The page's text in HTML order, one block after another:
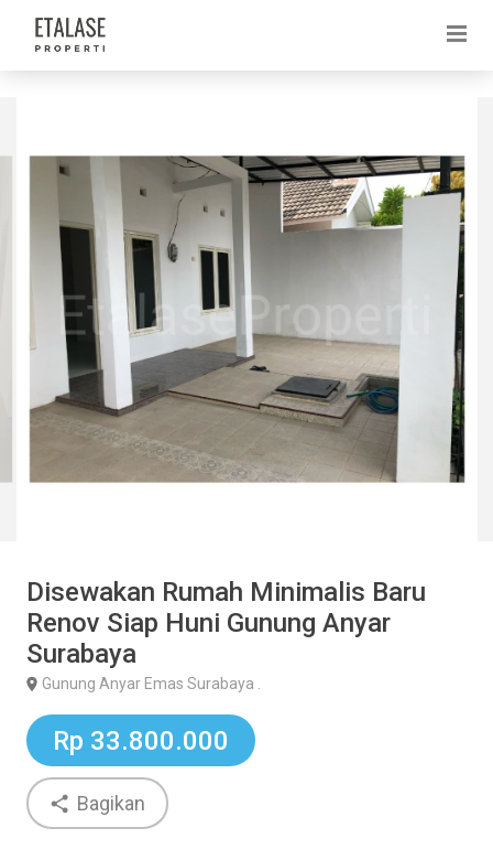
Disewakan Rumah Minimalis Baru
Renov Siap Huni Gunung Anyar
Surabaya
Gunung Anyar Emas Surabaya .
Rp 33.800.000
Bagikan